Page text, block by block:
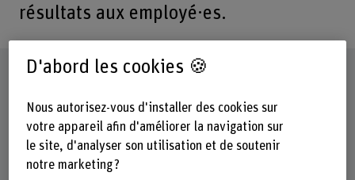
résultats aux employé·es.
Fiche signalétique
Départements participants
Gestion
Institut(s)
D'abord les cookies 🍪
Nous autorisez-vous d'installer des cookies sur
votre appareil afin d'améliorer la navigation sur
le site, d'analyser son utilisation et de soutenir
notre marketing ?